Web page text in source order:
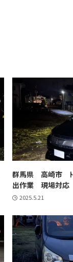
群馬県 高崎市
出作業 現場対応
2025.5.21